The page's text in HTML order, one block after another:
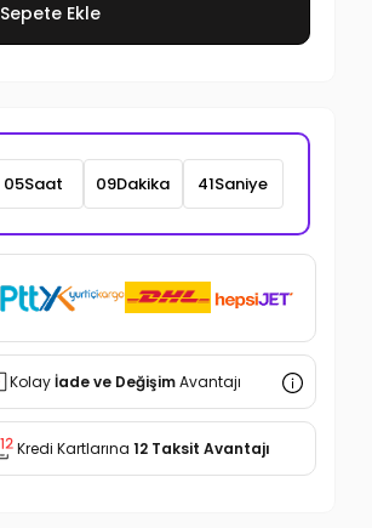
Sepete Ekle
05Saat 09Dakika 39Saniye
Kolayİade ve DeğişimAvantajı
Kredi Kartlarına 12 Taksit Avantajı